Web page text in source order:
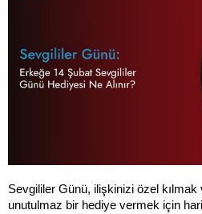
Sevgililer Günü, ilişkinizi özel
unutulmaz bir hediye vermek için